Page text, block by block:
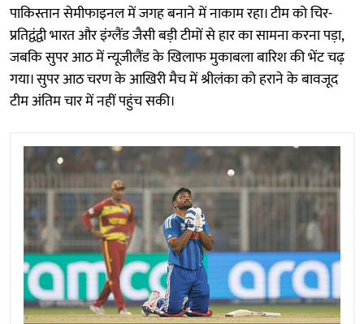
पाकिस्तान सेमीफाइनल में जगह बनाने में नाकाम रहा। टीम को चिर-
प्रतिद्वंद्वी भारत और इंग्लैंड जैसी बड़ी टीमों से हार का सामना करना पड़ा,
जबकि सुपर आठ में न्यूजीलैंड के खिलाफ मुकाबला बारिश की भेंट चढ़
गया। सुपर आठ चरण के आखिरी मैच में श्रीलंका को हराने के बावजूद
टीम अंतिम चार में नहीं पहुंच सकी।